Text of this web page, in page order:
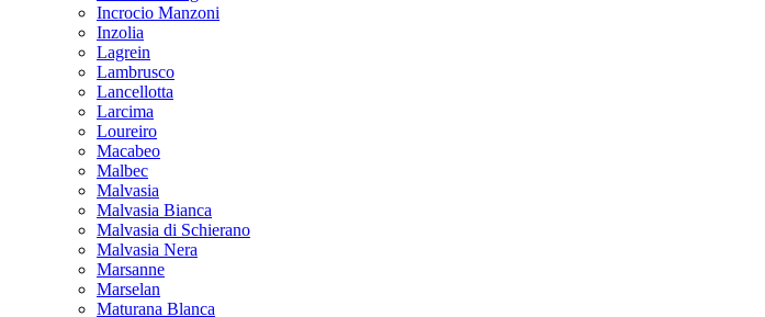
Incrocio Manzoni
Inzolia
Lagrein
Lambrusco
Lancellotta
Larcima
Loureiro
Macabeo
Malbec
Malvasia
Malvasia Bianca
Malvasia di Schierano
Malvasia Nera
Marsanne
Marselan
Maturana Blanca